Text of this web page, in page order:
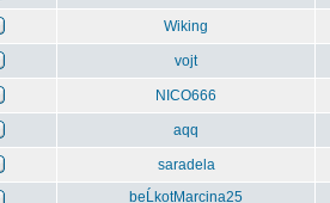
Wiking
vojt
NICO666
aqq
saradela
beĹkotMarcina25